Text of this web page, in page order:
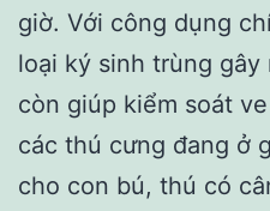
giờ. Với công dụng
loại ký sinh trùng gây
còn giúp kiểm soát
các thú cưng đang ở
cho con bú, thú có